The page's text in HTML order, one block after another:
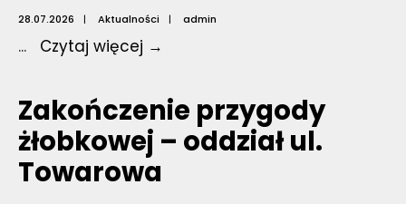
28.07.2026 | Aktualności | admin
... Czytaj więcej →
żłobkowej
–
oddział
Zakończenie przygody
żłobkowej – oddział ul.
Towarowa